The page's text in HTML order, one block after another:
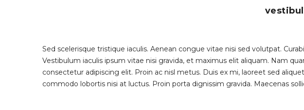
Sed scelerisque tristique iaculis. Aenean congue vitae nisi sed volutpat.
Vestibulum iaculis ipsum vitae nisi gravida, et maximus elit aliquam. Nam
consectetur adipiscing elit. Proin ac nisl metus. Duis ex mi, laoreet sed
commodo lobortis nisi at luctus. Proin porta dignissim gravida. Maecenas